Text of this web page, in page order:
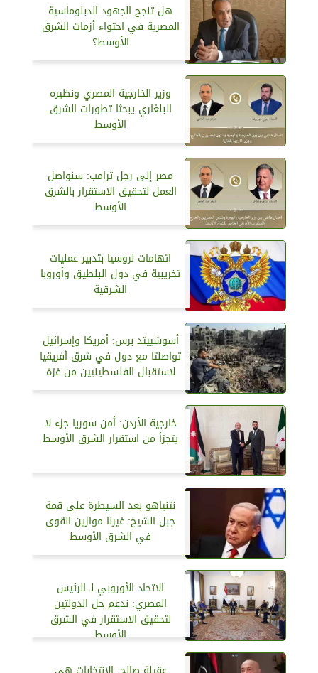
هل تنجح الجهود الدبلوماسية
المصرية في احتواء أزمات الشرق
الأوسط؟
وزير الخارجية المصري ونظيره
البلغاري يبحثا تطورات الشرق
الأوسط
مصر إلى رجل ترامب: سنواصل
العمل لتحقيق الاستقرار بالشرق
الأوسط
اتهامات لروسيا بتدبير عمليات
تخريبية في دول البلطيق وأوروبا
الشرقية
أسوشييتد برس: أمريكا وإسرائيل
تواصلتا مع دول في شرق أفريقيا
لاستقبال الفلسطينيين من غزة
خارجية الأردن: أمن سوريا جزء لا
يتجزأ من استقرار الشرق الأوسط
نتنياهو بعد السيطرة على قمة
جبل الشيخ: غيرنا موازين القوى
في الشرق الأوسط
الاتحاد الأوروبي لـ الرئيس
المصري: ندعم حل الدولتين
لتحقيق الاستقرار في الشرق
الأوسط